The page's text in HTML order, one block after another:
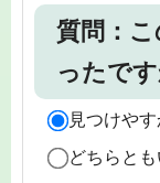
質問：
ったで
見つけや
どちらと